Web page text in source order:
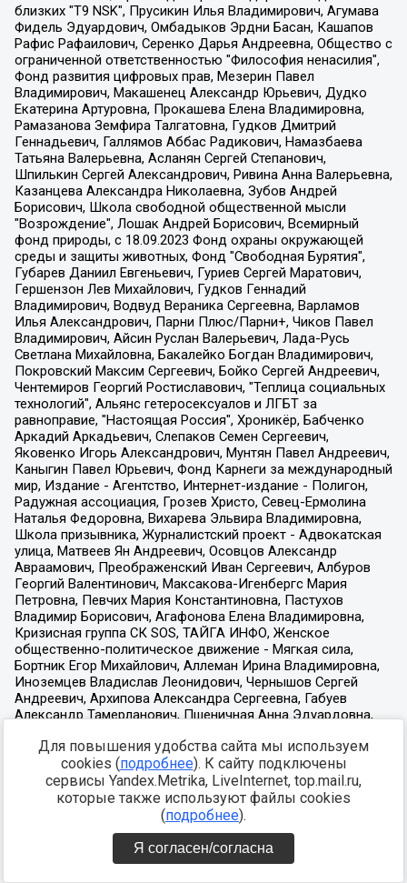
Для повышения удобства сайта мы используем
cookies (подробнее). К сайту подключены
сервисы Yandex.Metrika, LiveInternet, top.mail.ru,
которые также используют файлы cookies
(подробнее).
Я согласен/согласна